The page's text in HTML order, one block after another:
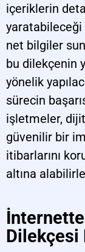
içeriklerin
yaratabileceği
net bilgiler
bu dilekçenin
yönelik
sürecin
işletmeler,
güvenilir bir
itibarlarını
altına
Dilekçesi